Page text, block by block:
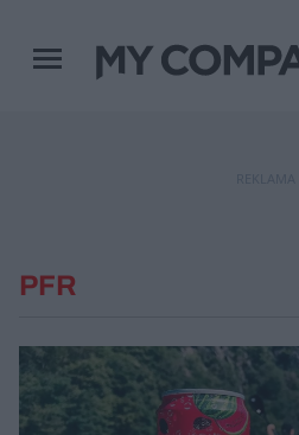
Menu główne
PFR